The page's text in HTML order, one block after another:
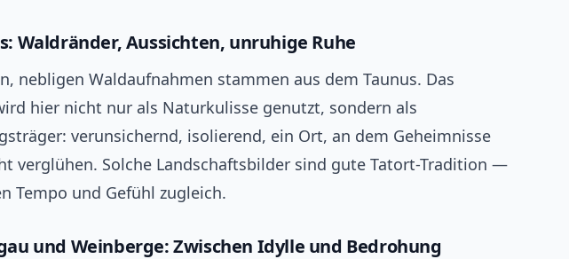
Waldränder, Aussichten, unruhige Ruhe
nebligen Waldaufnahmen stammen aus dem Taunus. Das
hier nicht nur als Naturkulisse genutzt, sondern als
verunsichernd, isolierend, ein Ort, an dem Geheimnisse
verglühen. Solche Landschaftsbilder sind gute Tatort-Tradition —
Tempo und Gefühl zugleich.
und Weinberge: Zwischen Idylle und Bedrohung